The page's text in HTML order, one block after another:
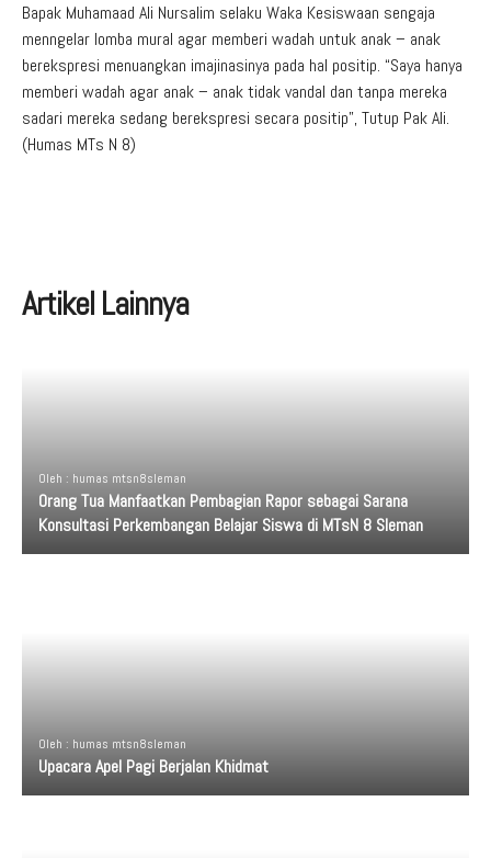
Bapak Muhamaad Ali Nursalim selaku Waka Kesiswaan sengaja
menngelar lomba mural agar memberi wadah untuk anak – anak
berekspresi menuangkan imajinasinya pada hal positip. “Saya hanya
memberi wadah agar anak – anak tidak vandal dan tanpa mereka
sadari mereka sedang berekspresi secara positip”, Tutup Pak Ali.
(Humas MTs N 8)
Artikel Lainnya
Oleh : humas mtsn8sleman
Orang Tua Manfaatkan Pembagian Rapor sebagai Sarana
Konsultasi Perkembangan Belajar Siswa di MTsN 8 Sleman
Oleh : humas mtsn8sleman
Upacara Apel Pagi Berjalan Khidmat